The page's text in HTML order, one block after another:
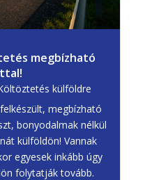
megbízható
külföldre
megbízható
bonyodalmak nélkül
külföldön! Vannak
egyesek inkább úgy
folytatják tovább.